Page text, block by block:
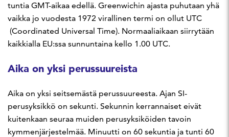
tuntia GMT-aikaa edellä. Greenwichin ajasta puhutaan yhä
vaikka jo vuodesta 1972 virallinen termi on ollut UTC
(Coordinated Universal Time). Normaaliaikaan siirrytään
kaikkialla EU:ssa sunnuntaina kello 1.00 UTC.
Aika on yksi perussuureista
Aika on yksi seitsemästä perussuureesta. Ajan SI-
perusyksikkö on sekunti. Sekunnin kerrannaiset eivät
kuitenkaan seuraa muiden perusyksiköiden tavoin
kymmenjärjestelmää. Minuutti on 60 sekuntia ja tunti 60